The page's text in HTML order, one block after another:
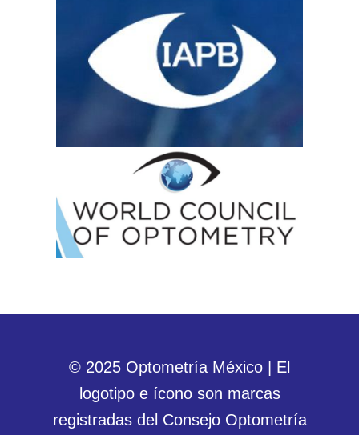
© 2025 Optometría México | El
logotipo e ícono son marcas
registradas del Consejo Optometría